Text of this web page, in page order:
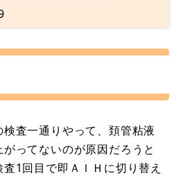
査一通りやって、頚管粘液
ってないのが原因だろうと
1回目で即ＡＩＨに切り替え